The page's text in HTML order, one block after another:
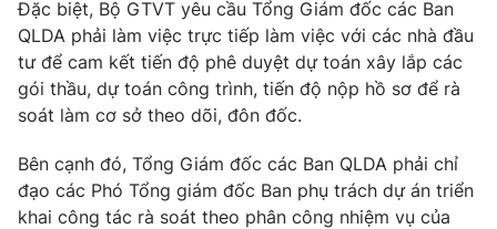
Thị trường
Tư vấn
Lịch phát sóng
Chuyên mục khác
Photo Infographic
Đặc biệt, Bộ GTVT yêu cầu Tổng Giám đốc các Ban
QLDA phải làm việc trực tiếp làm việc với các nhà đầu
tư để cam kết tiến độ phê duyệt dự toán xây lắp các
gói thầu, dự toán công trình, tiến độ nộp hồ sơ để rà
soát làm cơ sở theo dõi, đôn đốc.
Bên cạnh đó, Tổng Giám đốc các Ban QLDA phải chỉ
đạo các Phó Tổng giám đốc Ban phụ trách dự án triển
khai công tác rà soát theo phân công nhiệm vụ của